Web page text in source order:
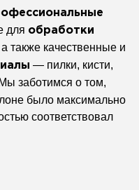
для обработки
а также качественные и
— пилки, кисти,
заботимся о том,
было максимально
соответствовал